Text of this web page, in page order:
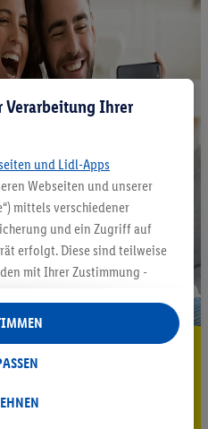
sparen³²ᵃ
Verarbeitung Ihrer
und Lidl-Apps
Webseiten und unserer
mittels verschiedener
und ein Zugriff auf
erfolgt. Diese sind teilweise
mit Ihrer Zustimmung -
mit dem IAB TCF
Werbung
Werbung werden